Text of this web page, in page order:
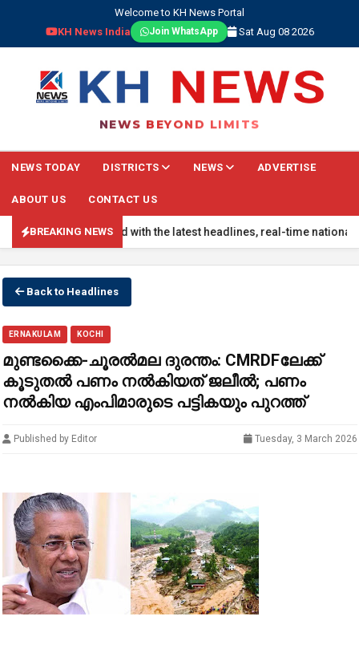
Welcome to KH News Portal
KH News India
Join WhatsApp Sat Aug 08 2026
NEWS BEYOND LIMITS
NEWS TODAY DISTRICTS NEWS ADVERTISE
ABOUT US CONTACT US
BREAKING NEWS
Stay updated with the latest headlines, real-time national
Back to Headlines
ERNAKULAM KOCHI
മുണ്ടക്കൈ-ചൂരൽമല ദുരന്തം: CMRDFലേക്ക്
കൂടുതൽ പണം നൽകിയത് ജലീൽ; പണം
നല്‍കിയ എംപിമാരുടെ പട്ടികയും പുറത്ത്
Published by Editor Tuesday, 3 March 2026